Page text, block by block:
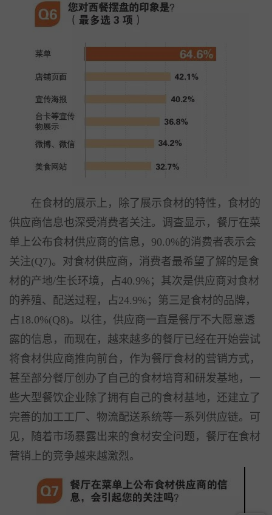
在食材的展示上，除了展示食材的特性，食材的
供应商信息也深受消费者关注。调查显示，餐厅在菜
单上公布食材供应商的信息，90.0%的消费者表示会
关注(Q7)。对食材供应商，消费者最希望了解的是食
材的产地/生长环境，占40.9%；其次是供应商对食材
的养殖、配送过程，占24.9%；第三是食材的品牌，
占18.0%(Q8)。以往，供应商一直是餐厅不大愿意透
露的信息，而现在，越来越多的餐厅已经在开始尝试
将食材供应商推向前台，作为餐厅食材的营销方式，
甚至部分餐厅创办了自己的食材培育和研发基地，一
些大型餐饮企业除了拥有自己的食材基地，还建立了
完善的加工工厂、物流配送系统等一系列供应链。可
见，随着市场暴露出来的食材安全问题，餐厅在食材
营销上的竞争越来越激烈。